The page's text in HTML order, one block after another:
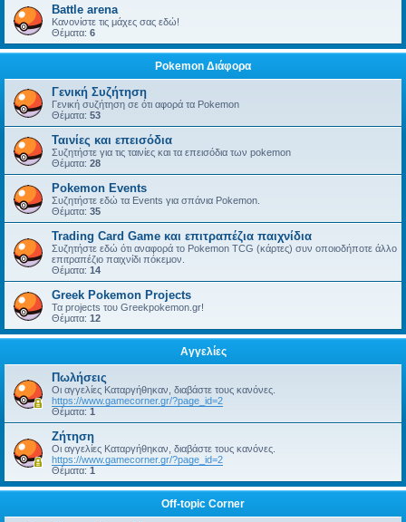
Battle arena
Κανονίστε τις μάχες σας εδώ!
Θέματα: 6
Pokemon Διάφορα
Γενική Συζήτηση
Γενική συζήτηση σε ότι αφορά τα Pokemon
Θέματα: 53
Ταινίες και επεισόδια
Συζητήστε για τις ταινίες και τα επεισόδια των pokemon
Θέματα: 28
Pokemon Events
Συζητήστε εδώ τα Events για σπάνια Pokemon.
Θέματα: 35
Trading Card Game και επιτραπέζια παιχνίδια
Συζητήστε εδώ ότι αναφορά το Pokemon TCG (κάρτες) συν οποιοδήποτε άλλο
επιτραπέζιο παιχνίδι πόκεμον.
Θέματα: 14
Greek Pokemon Projects
Τα projects του Greekpokemon.gr!
Θέματα: 12
Αγγελίες
Πωλήσεις
Οι αγγελίες Καταργήθηκαν, διαβάστε τους κανόνες.
https://www.gamecorner.gr/?page_id=2
Θέματα: 1
Ζήτηση
Οι αγγελίες Καταργήθηκαν, διαβάστε τους κανόνες.
https://www.gamecorner.gr/?page_id=2
Θέματα: 1
Off-topic Corner